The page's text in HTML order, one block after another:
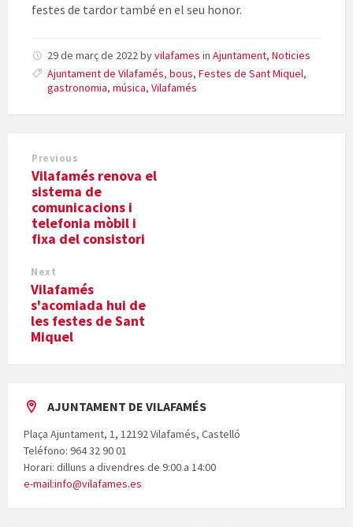
festes de tardor també en el seu honor.
29 de març de 2022byvilafames in Ajuntament, Noticies
Ajuntament de Vilafamés, bous, Festes de Sant Miquel,
gastronomia, música, Vilafamés
Previous
Vilafamés renova el
sistema de
comunicacions i
telefonia mòbil i
fixa del consistori
Next
Vilafamés
s'acomiada hui de
les festes de Sant
Miquel
AJUNTAMENT DE VILAFAMÉS
Plaça Ajuntament, 1, 12192 Vilafamés, Castelló
Teléfono: 964 32 90 01
Horari: dilluns a divendres de 9:00 a 14:00
e-mail:info@vilafames.es